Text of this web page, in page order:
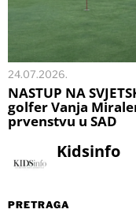
24.07.2026.
NASTUP NA
golfer Vanja
prvenstvu u SAD
Kidsinfo
PRETRAGA